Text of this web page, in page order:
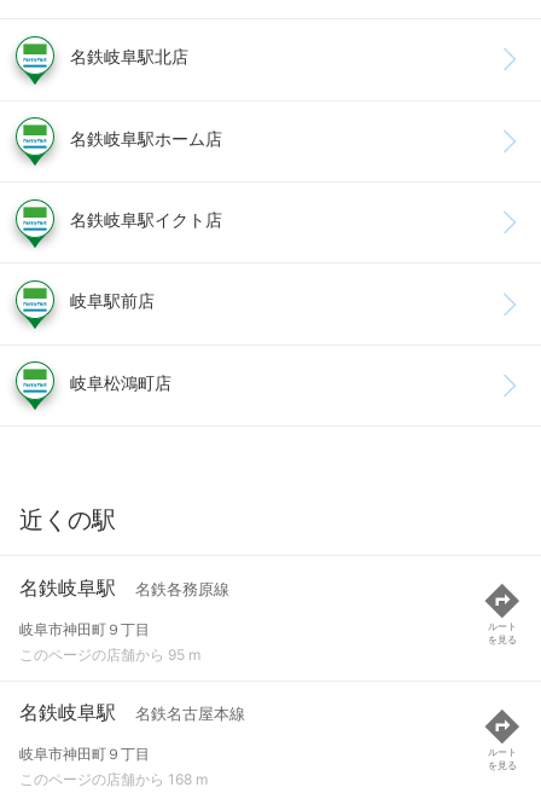
名鉄岐阜駅北店
名鉄岐阜駅ホーム店
名鉄岐阜駅イクト店
岐阜駅前店
岐阜松鴻町店
近くの駅
名鉄岐阜駅 名鉄各務原線
岐阜市神田町９丁目
このページの店舗から 95 m
ルート
を見る
名鉄岐阜駅 名鉄名古屋本線
岐阜市神田町９丁目
このページの店舗から 168 m
ルート
を見る